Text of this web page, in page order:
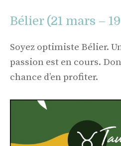
Bélier (21 mars –
Soyez optimiste Bélier.
passion est en cours.
chance d’en profiter.